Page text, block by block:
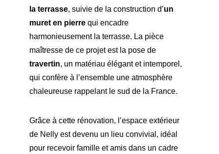
la terrasse, suivie de la construction d’un
muret en pierre qui encadre
harmonieusement la terrasse. La pièce
maîtresse de ce projet est la pose de
travertin, un matériau élégant et intemporel,
qui confère à l’ensemble une atmosphère
chaleureuse rappelant le sud de la France.
Grâce à cette rénovation, l’espace extérieur
de Nelly est devenu un lieu convivial, idéal
pour recevoir famille et amis dans un cadre